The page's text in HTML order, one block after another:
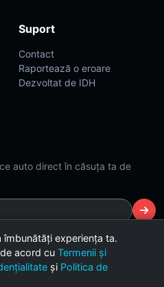
Suport
Contact
Raportează o eroare
Dezvoltat de IDH
auto direct în căsuța ta de
rezervate. Made with ❤️ for car
experiența ta.
acord cu Termenii și
și Politica de